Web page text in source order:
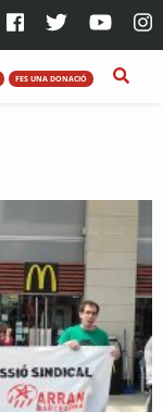
FES UNA DONACIÓ